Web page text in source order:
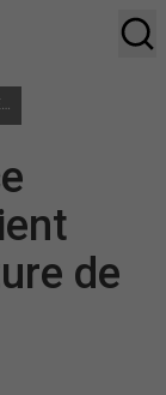
FAUTE D’AMBULANCE DISPONIBLE, UN PATIENT TRANSPORTÉ EN VOITURE DE POLICE
de